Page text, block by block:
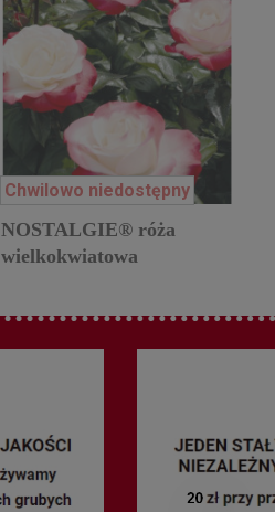
Chwilowo niedostępny
NOSTALGIE® róża
wielkokwiatowa